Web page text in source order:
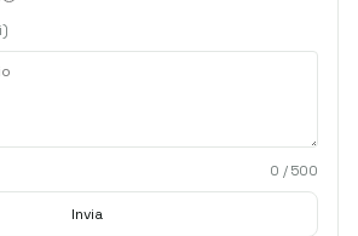
0 / 500
Invia